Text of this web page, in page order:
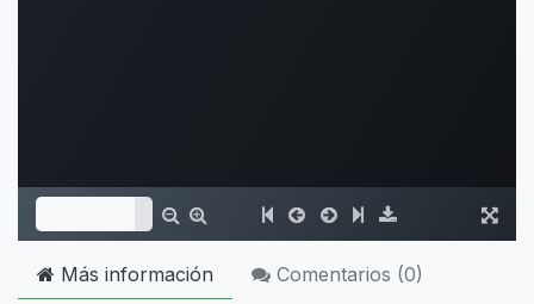
Más información Comentarios (0)